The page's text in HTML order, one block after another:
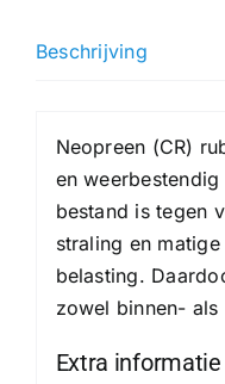
Beschrijving
Neopreen (CR)
en
bestand is tegen
straling en
belasting.
zowel binnen-
Extra informatie